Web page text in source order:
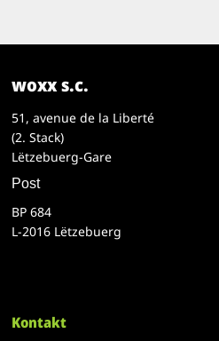
woxx s.c.
51, avenue de la Liberté
(2. Stack)
Lëtzebuerg-Gare
Post
BP 684
L-2016 Lëtzebuerg
Kontakt